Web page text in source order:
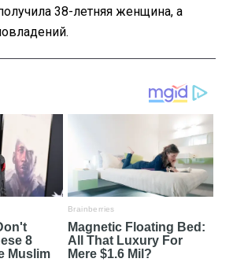
38-летняя женщина, а